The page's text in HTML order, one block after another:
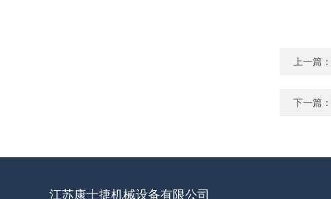
上一篇：
下一篇：
江苏康士捷机械设备有限公司